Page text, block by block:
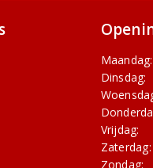
Maandag:
Dinsdag:
Vrijdag:
Zaterdag:
Zondag: